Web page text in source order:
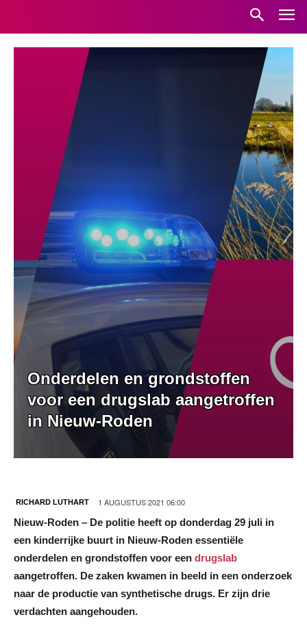
Onderdelen en grondstoffen
voor een drugslab aangetroffen
in Nieuw-Roden
RICHARD LUTHART 1 AUGUSTUS 2021 06:00
Nieuw-Roden – De politie heeft op donderdag 29 juli in
een kinderrijke buurt in Nieuw-Roden essentiële
onderdelen en grondstoffen voor een drugslab
aangetroffen. De zaken kwamen in beeld in een onderzoek
naar de productie van synthetische drugs. Er zijn drie
verdachten aangehouden.